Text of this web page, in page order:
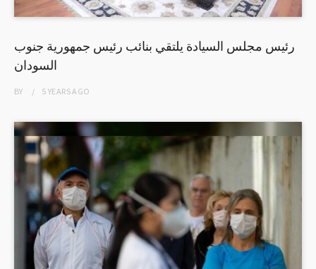
رئيس مجلس السيادة يلتقي بنائب رئيس جمهورية جنوب
السودان
BY 5 YEARSAGO